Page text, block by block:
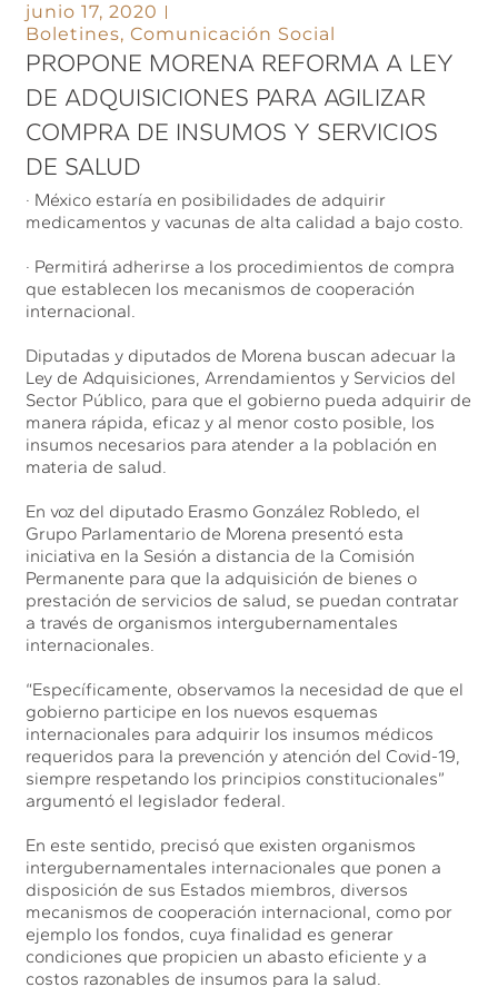
junio 17, 2020
Boletines,Comunicación Social
PROPONE MORENA REFORMA A LEY
DE ADQUISICIONES PARA AGILIZAR
COMPRA DE INSUMOS Y SERVICIOS
DE SALUD
· México estaría en posibilidades de adquirir
medicamentos y vacunas de alta calidad a bajo costo.
· Permitirá adherirse a los procedimientos de compra
que establecen los mecanismos de cooperación
internacional.
Diputadas y diputados de Morena buscan adecuar la
Ley de Adquisiciones, Arrendamientos y Servicios del
Sector Público, para que el gobierno pueda adquirir de
manera rápida, eficaz y al menor costo posible, los
insumos necesarios para atender a la población en
materia de salud.
En voz del diputado Erasmo González Robledo, el
Grupo Parlamentario de Morena presentó esta
iniciativa en la Sesión a distancia de la Comisión
Permanente para que la adquisición de bienes o
prestación de servicios de salud, se puedan contratar
a través de organismos intergubernamentales
internacionales.
“Específicamente, observamos la necesidad de que el
gobierno participe en los nuevos esquemas
internacionales para adquirir los insumos médicos
requeridos para la prevención y atención del Covid-19,
siempre respetando los principios constitucionales”
argumentó el legislador federal.
En este sentido, precisó que existen organismos
intergubernamentales internacionales que ponen a
disposición de sus Estados miembros, diversos
mecanismos de cooperación internacional, como por
ejemplo los fondos, cuya finalidad es generar
condiciones que propicien un abasto eficiente y a
costos razonables de insumos para la salud.